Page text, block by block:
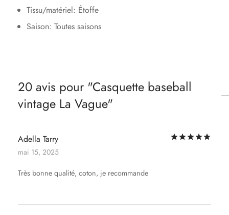
Tissu/matériel: Étoffe
Saison: Toutes saisons
20 avis pour Casquette baseball
vintage La Vague
Adella Tarry
mai 15, 2025
Très bonne qualité, coton, je recommande